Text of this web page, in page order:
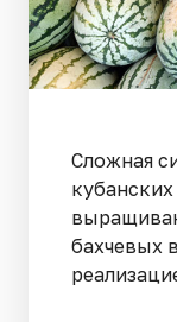
Сложная
бахчевых